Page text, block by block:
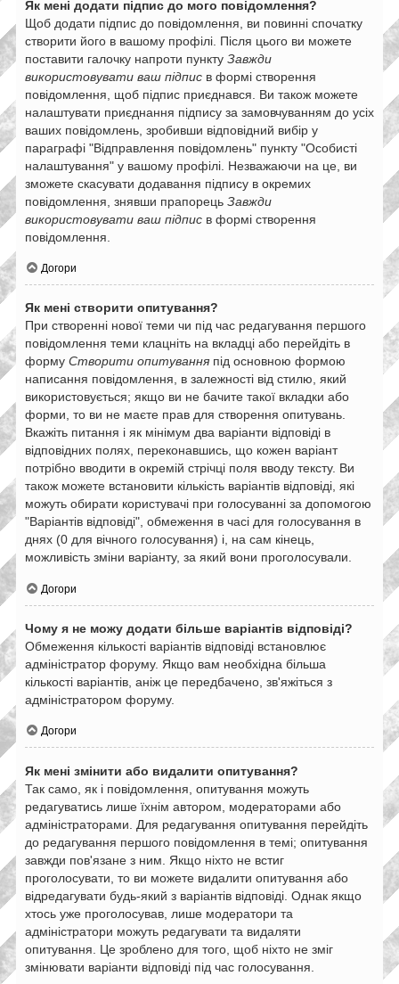
Як мені додати підпис до мого повідомлення?
Щоб додати підпис до повідомлення, ви повинні спочатку
створити його в вашому профілі. Після цього ви можете
поставити галочку напроти пункту Завжди
використовувати ваш підпис в формі створення
повідомлення, щоб підпис приєднався. Ви також можете
налаштувати приєднання підпису за замовчуванням до усіх
ваших повідомлень, зробивши відповідний вибір у
параграфі "Відправлення повідомлень" пункту "Особисті
налаштування" у вашому профілі. Незважаючи на це, ви
зможете скасувати додавання підпису в окремих
повідомлення, знявши прапорець Завжди
використовувати ваш підпис в формі створення
повідомлення.
Догори
Як мені створити опитування?
При створенні нової теми чи під час редагування першого
повідомлення теми клацніть на вкладці або перейдіть в
форму Створити опитування під основною формою
написання повідомлення, в залежності від стилю, який
використовується; якщо ви не бачите такої вкладки або
форми, то ви не маєте прав для створення опитувань.
Вкажіть питання і як мінімум два варіанти відповіді в
відповідних полях, переконавшись, що кожен варіант
потрібно вводити в окремій стрічці поля вводу тексту. Ви
також можете встановити кількість варіантів відповіді, які
можуть обирати користувачі при голосуванні за допомогою
"Варіантів відповіді", обмеження в часі для голосування в
днях (0 для вічного голосування) і, на сам кінець,
можливість зміни варіанту, за який вони проголосували.
Догори
Чому я не можу додати більше варіантів відповіді?
Обмеження кількості варіантів відповіді встановлює
адміністратор форуму. Якщо вам необхідна більша
кількості варіантів, аніж це передбачено, зв'яжіться з
адміністратором форуму.
Догори
Як мені змінити або видалити опитування?
Так само, як і повідомлення, опитування можуть
редагуватись лише їхнім автором, модераторами або
адміністраторами. Для редагування опитування перейдіть
до редагування першого повідомлення в темі; опитування
завжди пов'язане з ним. Якщо ніхто не встиг
проголосувати, то ви можете видалити опитування або
відредагувати будь-який з варіантів відповіді. Однак якщо
хтось уже проголосував, лише модератори та
адміністратори можуть редагувати та видаляти
опитування. Це зроблено для того, щоб ніхто не зміг
змінювати варіанти відповіді під час голосування.